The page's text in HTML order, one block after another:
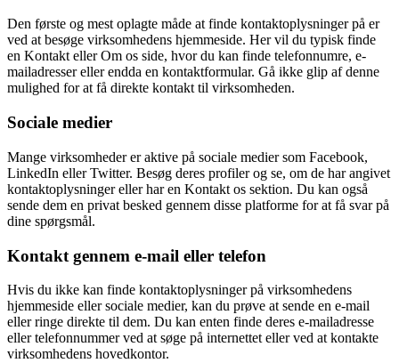
Den første og mest oplagte måde at finde kontaktoplysninger på er
ved at besøge virksomhedens hjemmeside. Her vil du typisk finde
en Kontakt eller Om os side, hvor du kan finde telefonnumre, e-
mailadresser eller endda en kontaktformular. Gå ikke glip af denne
mulighed for at få direkte kontakt til virksomheden.
Sociale medier
Mange virksomheder er aktive på sociale medier som Facebook,
LinkedIn eller Twitter. Besøg deres profiler og se, om de har angivet
kontaktoplysninger eller har en Kontakt os sektion. Du kan også
sende dem en privat besked gennem disse platforme for at få svar på
dine spørgsmål.
Kontakt gennem e-mail eller telefon
Hvis du ikke kan finde kontaktoplysninger på virksomhedens
hjemmeside eller sociale medier, kan du prøve at sende en e-mail
eller ringe direkte til dem. Du kan enten finde deres e-mailadresse
eller telefonnummer ved at søge på internettet eller ved at kontakte
virksomhedens hovedkontor.